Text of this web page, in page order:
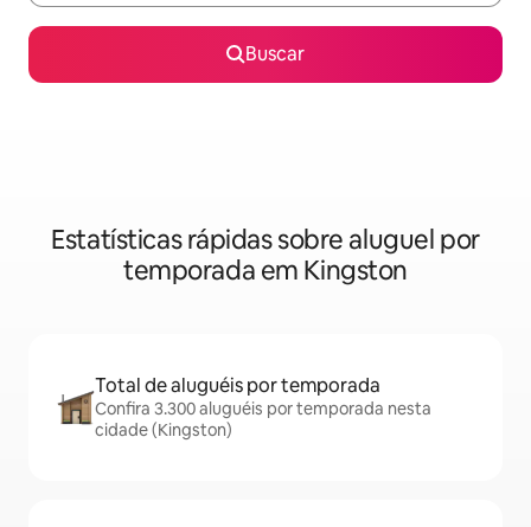
Buscar
Estatísticas rápidas sobre aluguel por
temporada em Kingston
Total de aluguéis por temporada
Confira 3.300 aluguéis por temporada nesta
cidade (Kingston)